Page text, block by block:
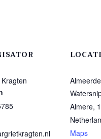
Almere,
Maps